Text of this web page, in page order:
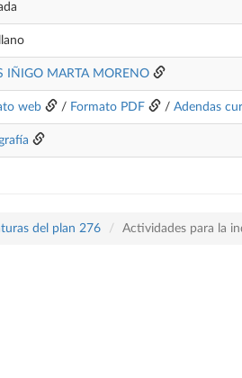
IÑIGO MARTA MORENO
web / Formato PDF / Adendas
del plan 276 Actividades para la